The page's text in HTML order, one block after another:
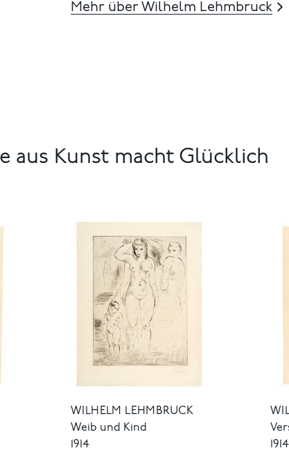
Mehr über Wilhelm Lehmbruck
aus Kunst macht Glücklich
WILHELM LEHMBRUCK
Weib und Kind
1914
1914